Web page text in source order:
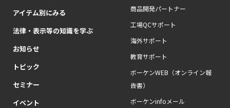
アイテム別にみる
法律・表示等の知識を学ぶ
お知らせ
トピック
セミナー
イベント
商品開発パートナー
工場QCサポート
海外サポート
教育サポート
ボーケンWEB（オンライン報
告書）
ボーケンinfoメール